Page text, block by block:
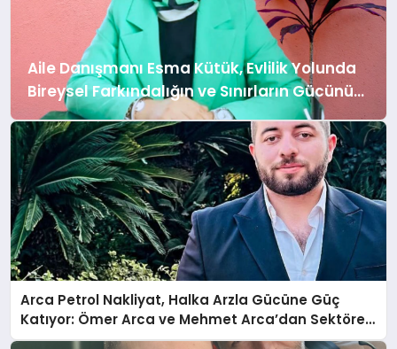
zamanda enerji çözümleri sunan bir iş
ortağıdır. Manyal kömürü,...
Aile Danışmanı Esma Kütük, Evlilik Yolunda
Bireysel Farkındalığın ve Sınırların Gücünü
Anlatıyor
Arca Petrol Nakliyat, Halka Arzla Gücüne Güç
Katıyor: Ömer Arca ve Mehmet Arca’dan Sektöre
Güçlü Yatırım